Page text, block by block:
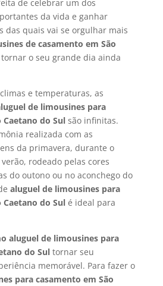
de celebrar um dos
da vida e ganhar
das quais vai se orgulhar mais
de casamento em São
o seu grande dia ainda
e temperaturas, as
de limousines para
Caetano do Sul são infinitas.
realizada com as
da primavera, durante o
rodeado pelas cores
do outono ou no aconchego do
aluguel de limousines para
Caetano do Sul é ideal para
aluguel de limousines para
do Sul tornar seu
memorável. Para fazer o
para casamento em São